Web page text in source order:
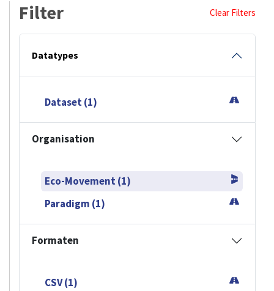
Filter Clear Filters
Datatypes
Dataset (1)
Organisation
Eco-Movement (1)
Paradigm (1)
Formaten
CSV (1)